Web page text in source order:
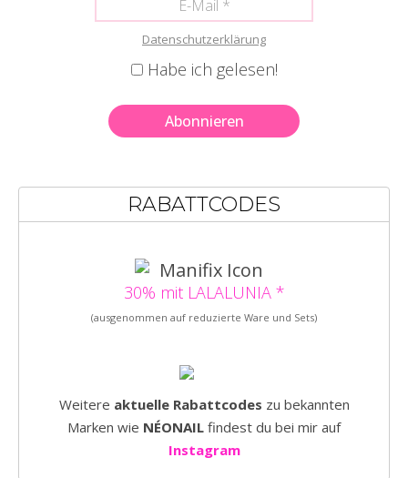
Datenschutzerklärung
Habe ich gelesen!
RABATTCODES
30% mit LALALUNIA *
(ausgenommen auf reduzierte Ware und Sets)
Weitere aktuelle Rabattcodes zu bekannten
Marken wie NÉONAIL findest du bei mir auf
Instagram